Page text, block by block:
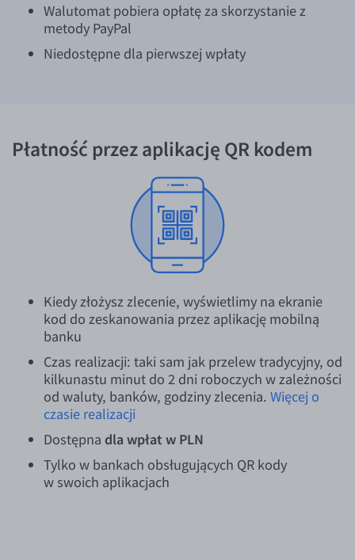
Walutomat pobiera opłatę za skorzystanie z
metody PayPal
Niedostępne dla pierwszej wpłaty
Płatność przez aplikację QR kodem
Kiedy złożysz zlecenie, wyświetlimy na ekranie
kod do zeskanowania przez aplikację mobilną
banku
Czas realizacji: taki sam jak przelew tradycyjny, od
kilkunastu minut do 2 dni roboczych w zależności
od waluty, banków, godziny zlecenia. Więcej o
czasie realizacji
Dostępna dla wpłat w PLN
Tylko w bankach obsługujących QR kody
w swoich aplikacjach